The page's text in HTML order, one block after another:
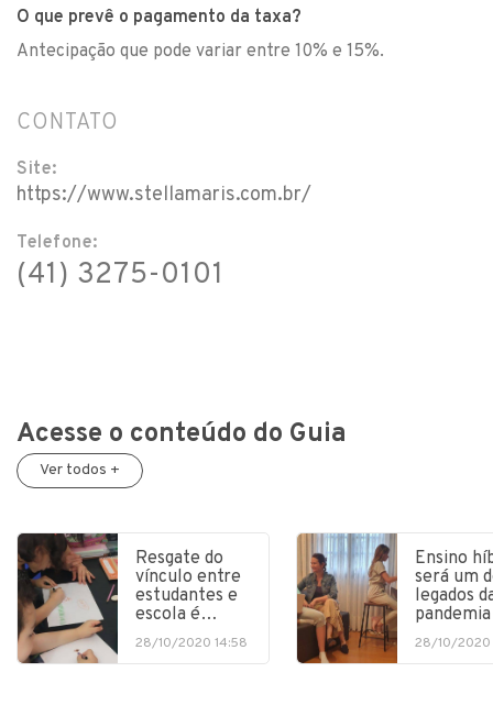
O que prevê o pagamento da taxa?
Antecipação que pode variar entre 10% e 15%.
CONTATO
Site:
https://www.stellamaris.com.br/
Telefone:
(41) 3275-0101
Acesse o conteúdo do Guia
Ver todos +
Resgate do
vínculo entre
estudantes e
escola é…
28/10/2020 14:58
Ensino
será um
legados
pandemia
28/10/2020